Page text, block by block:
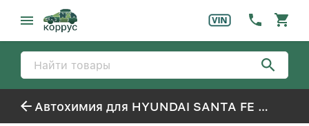
Автохимия для HYUNDAI SANTA FE NEW (2006-)